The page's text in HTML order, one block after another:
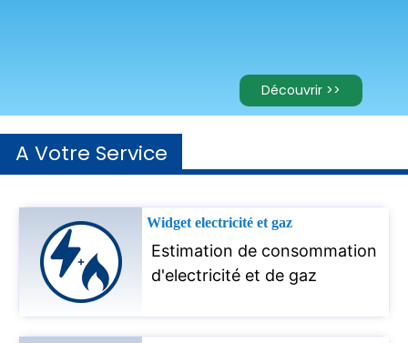
Découvrir >>
A Votre Service
Widget electricité et gaz
Estimation de consommation
d'electricité et de gaz